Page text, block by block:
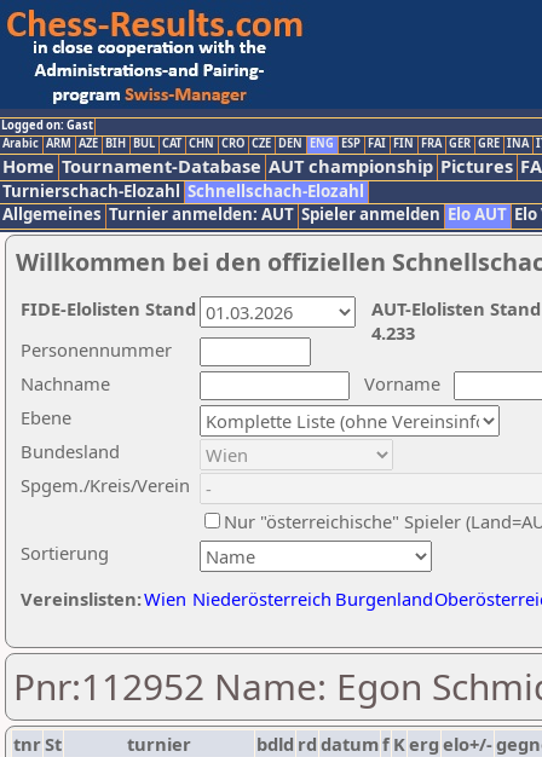
Logged on: Gast
Arabic ARM AZE BIH BUL CAT CHN CRO CZE DEN ENG ESP FAI FIN FRA GER GRE INA
Home Tournament-Database AUT championship Pictures
Turnierschach-Elozahl Schnellschach-Elozahl
Allgemeines Turnier anmelden: AUT Spieler anmelden Elo AUT
Willkommen bei den offiziellen
Nachname
Vorname
Ebene
Sortierung
Personennummer
Bundesland
Spgem./Kreis/Verein
Nur "österreichische" Spieler
Vereinslisten:Wien Niederösterreich Burgenland
AUT-Elolisten
4.233
FIDE-Elolisten Stand
Pnr:112952 Name: Egon
tnrSt turnier bdld rd datumf Kerg elo+/-